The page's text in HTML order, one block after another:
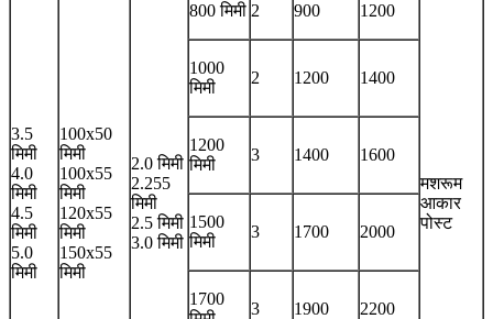
3.5
मिमी
4.0
मिमी
4.5
मिमी
5.0
मिमी
100x50
मिमी
100x55
मिमी
120x55
मिमी
150x55
मिमी
2.0 मिमी
2.255
मिमी
2.5 मिमी
3.0 मिमी
800 मिमी 2 900 1200
मशरूम
आकार
पोस्ट
1000
मिमी
2 1200 1400
1200
मिमी
3 1400 1600
1500
मिमी
3 1700 2000
1700
3 1900 2200